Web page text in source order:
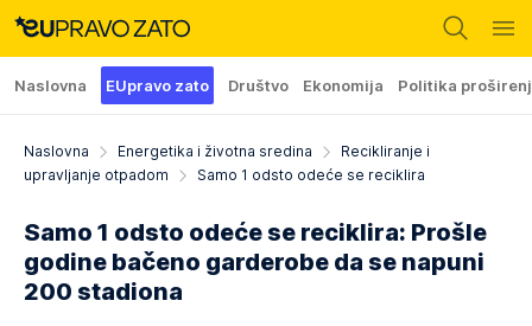
Naslovna EUpravo zato Društvo Ekonomija Politika
Naslovna Energetika i životna sredina
Recikliranje i
upravljanje otpadom
Samo 1 odsto odeće se reciklira
Samo 1 odsto odeće se reciklira: Prošle
godine bačeno garderobe da se napuni
200 stadiona